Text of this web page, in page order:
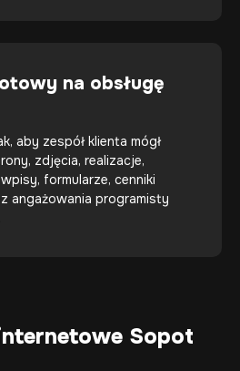
na obsługę
aby zespół klienta mógł
zdjęcia, realizacje,
formularze, cenniki
angażowania programisty
Sopot